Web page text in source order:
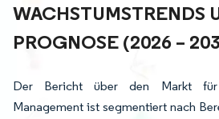
ACHSTUMSTRENDS
ROGNOSE (2026 –
Der Bericht über den Markt für
Management ist segmentiert nach